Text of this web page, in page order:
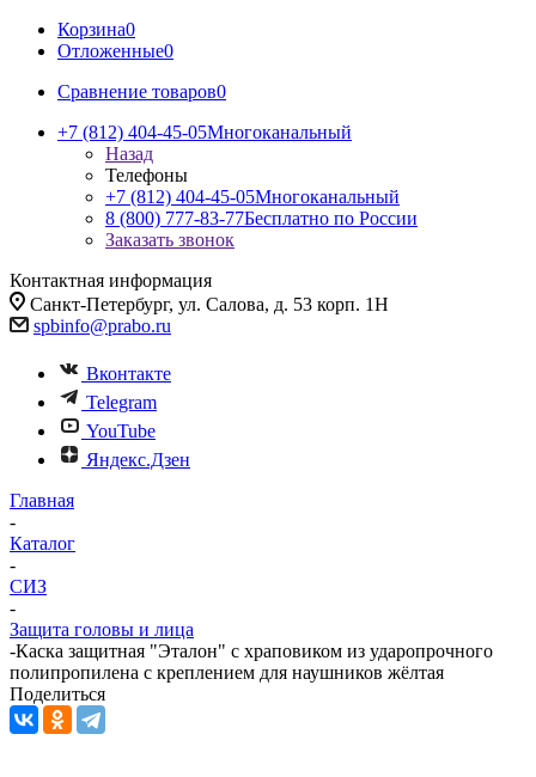
Корзина0
Отложенные0
Сравнение товаров0
+7 (812) 404-45-05Многоканальный
Назад
Телефоны
+7 (812) 404-45-05Многоканальный
8 (800) 777-83-77Бесплатно по России
Заказать звонок
Контактная информация
Санкт-Петербург, ул. Салова, д. 53 корп. 1Н
spbinfo@prabo.ru
Вконтакте
Telegram
YouTube
Яндекс.Дзен
Главная
-
Каталог
-
СИЗ
-
Защита головы и лица
-Каска защитная "Эталон" с храповиком из ударопрочного
полипропилена с креплением для наушников жёлтая
Поделиться